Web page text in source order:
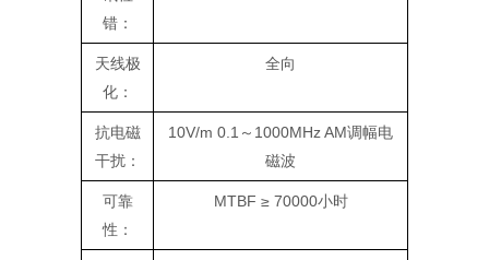
错：
天线极
化：
全向
抗电磁
干扰：
10V/m 0.1～1000MHz AM调幅电
磁波
可靠
性：
MTBF ≥ 70000小时